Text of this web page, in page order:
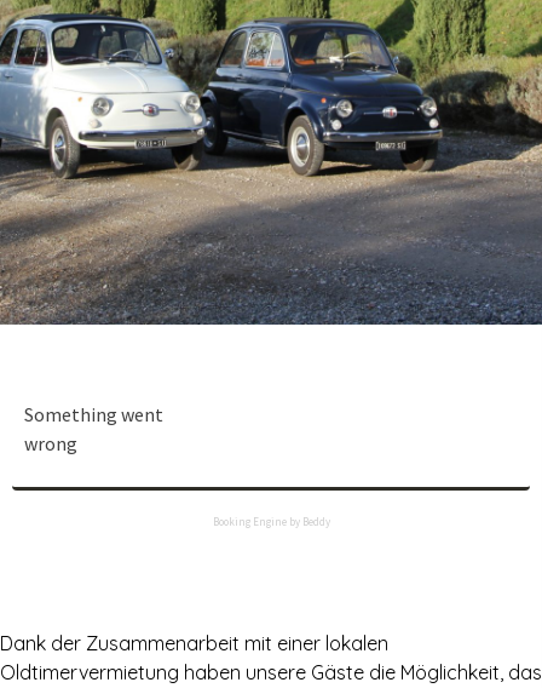
Something went
wrong
Booking Engine by Beddy
Dank der Zusammenarbeit mit einer lokalen
Oldtimervermietung haben unsere Gäste die Möglichkeit, das